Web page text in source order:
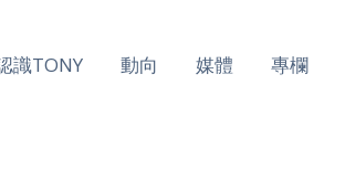
識TONY 動向 媒體 專欄